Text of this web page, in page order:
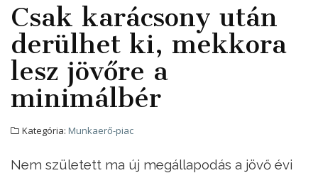
Csak karácsony után
derülhet ki, mekkora
lesz jövőre a
minimálbér
Kategória: Munkaerő-piac
Nem született ma új megállapodás a jövő évi